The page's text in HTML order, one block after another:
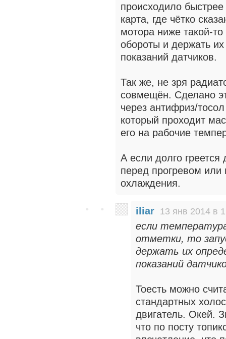
происходило
карта, где чётко
мотора ниже такой-то
обороты и держать
показаний датчиков.
Так же, не зря
совмещён. Сделано
через антифриз/
который проходит
его на рабочие
А если долго греется
перед прогревом или
охлаждения.
iliar 13 янв 2014 в
если
отметки, то
держать их
показаний
Тоесть можно
стандартных
двигатель. Окей.
что по посту